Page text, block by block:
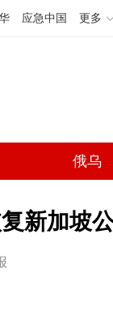
应急中国 更多
俄乌
新加坡